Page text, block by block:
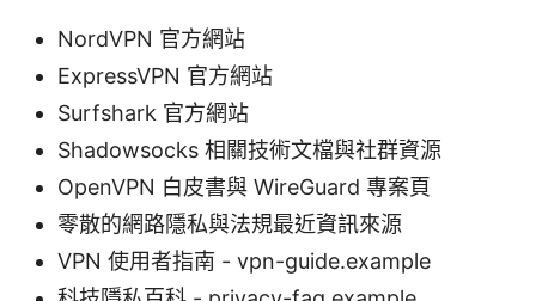
NordVPN 官方網站
ExpressVPN 官方網站
Surfshark 官方網站
Shadowsocks 相關技術文檔與社群資源
OpenVPN 白皮書與 WireGuard 專案頁
零散的網路隱私與法規最近資訊來源
VPN 使用者指南 - vpn-guide.example